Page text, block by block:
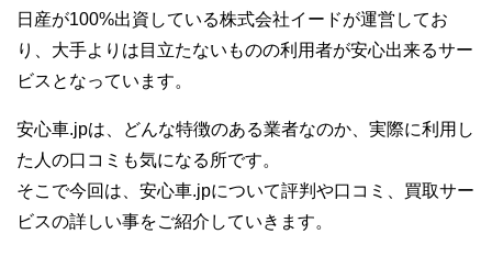
日産が100%出資している株式会社イードが運営してお
り、大手よりは目立たないものの利用者が安心出来るサー
ビスとなっています。
安心車.jpは、どんな特徴のある業者なのか、実際に利用し
た人の口コミも気になる所です。
そこで今回は、安心車.jpについて評判や口コミ、買取サー
ビスの詳しい事をご紹介していきます。